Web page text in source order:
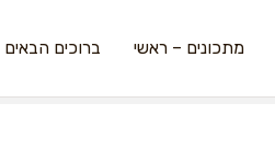
מתכונים – ראשי ברוכים הבאים